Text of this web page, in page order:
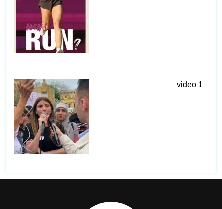
video 1